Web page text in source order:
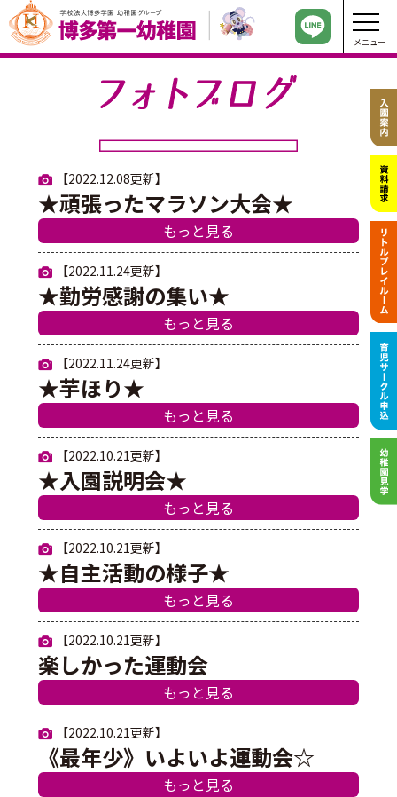
メニュー
【2022.12.08更新】
★頑張ったマラソン大会★
もっと見る
【2022.11.24更新】
★勤労感謝の集い★
もっと見る
【2022.11.24更新】
★芋ほり★
もっと見る
【2022.10.21更新】
★入園説明会★
もっと見る
【2022.10.21更新】
★自主活動の様子★
もっと見る
【2022.10.21更新】
楽しかった運動会
もっと見る
【2022.10.21更新】
《最年少》いよいよ運動会☆
もっと見る